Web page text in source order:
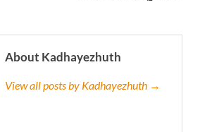
About Kadhayezhuth
View all posts by Kadhayezhuth →